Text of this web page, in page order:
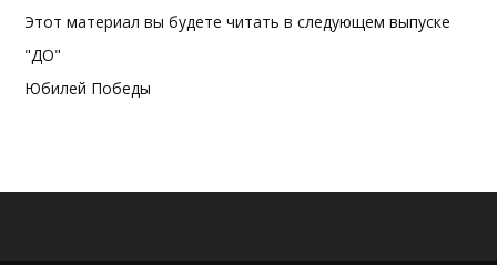
Этот материал вы будете читать в следующем выпуске
"ДО"
Юбилей Победы